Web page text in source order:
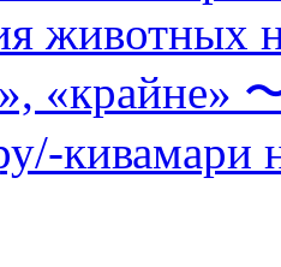
животных
«крайне»
кивамари